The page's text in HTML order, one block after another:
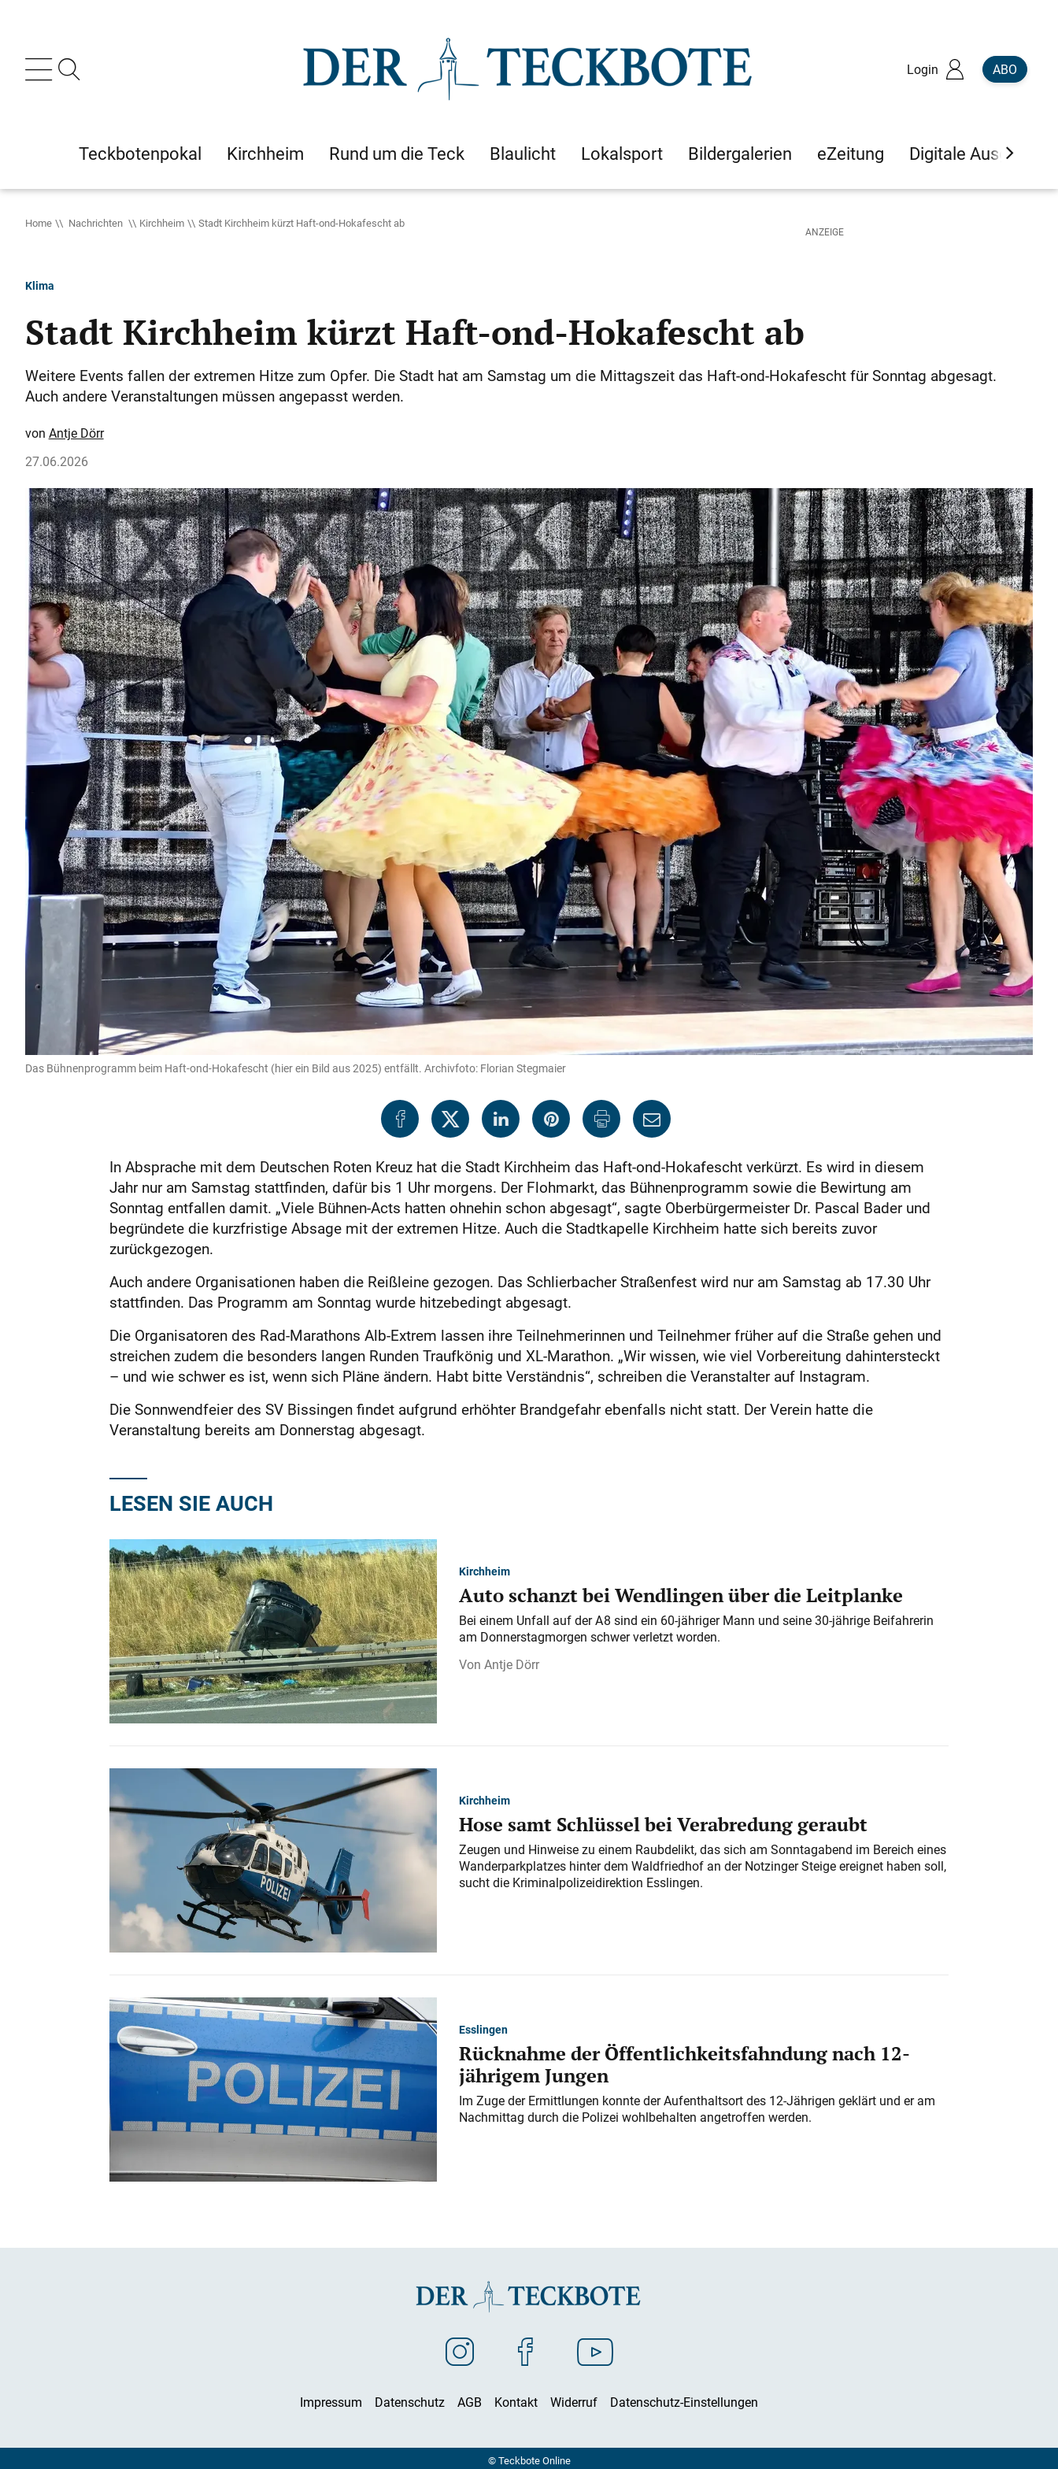
Login ABO
Teckbotenpokal Kirchheim Rund um die Teck Blaulicht Lokalsport Bildergalerien eZeitung Digitale Ausgaben
Home Nachrichten Kirchheim Stadt Kirchheim kürzt Haft-ond-Hokafescht ab
Klima
Stadt Kirchheim kürzt Haft-ond-Hokafescht ab
Weitere Events fallen der extremen Hitze zum Opfer. Die Stadt hat am Samstag um die Mittagszeit das Haft-ond-Hokafescht für Sonntag abgesagt.
Auch andere Veranstaltungen müssen angepasst werden.
Antje Dörr
27.06.2026
Das Bühnenprogramm beim Haft-ond-Hokafescht (hier ein Bild aus 2025) entfällt. Archivfoto: Florian Stegmaier
In Absprache mit dem Deutschen Roten Kreuz hat die Stadt Kirchheim das Haft-ond-Hokafescht verkürzt. Es wird in diesem
Jahr nur am Samstag stattfinden, dafür bis 1 Uhr morgens. Der Flohmarkt, das Bühnenprogramm sowie die Bewirtung am
Sonntag entfallen damit. „Viele Bühnen-Acts hatten ohnehin schon abgesagt“, sagte Oberbürgermeister Dr. Pascal Bader und
begründete die kurzfristige Absage mit der extremen Hitze. Auch die Stadtkapelle Kirchheim hatte sich bereits zuvor
zurückgezogen.
Auch andere Organisationen haben die Reißleine gezogen. Das Schlierbacher Straßenfest wird nur am Samstag ab 17.30 Uhr
stattfinden. Das Programm am Sonntag wurde hitzebedingt abgesagt.
Die Organisatoren des Rad-Marathons Alb-Extrem lassen ihre Teilnehmerinnen und Teilnehmer früher auf die Straße gehen und
streichen zudem die besonders langen Runden Traufkönig und XL-Marathon. „Wir wissen, wie viel Vorbereitung dahintersteckt
– und wie schwer es ist, wenn sich Pläne ändern. Habt bitte Verständnis“, schreiben die Veranstalter auf Instagram.
Die Sonnwendfeier des SV Bissingen findet aufgrund erhöhter Brandgefahr ebenfalls nicht statt. Der Verein hatte die
Veranstaltung bereits am Donnerstag abgesagt.
LESEN SIE AUCH
Kirchheim
Auto schanzt bei Wendlingen über die Leitplanke
Bei einem Unfall auf der A 8 sind ein 60-jähriger Mann und seine 30-jährige Beifahrerin
am Donnerstagmorgen schwer verletzt worden.
Antje Dörr
Kirchheim
Hose samt Schlüssel bei Verabredung geraubt
Zeugen und Hinweise zu einem Raubdelikt, das sich am Sonntagabend im Bereich eines
Wanderparkplatzes hinter dem Waldfriedhof an der Notzinger Steige ereignet haben soll,
sucht die Kriminalpolizeidirektion Esslingen.
Esslingen
Rücknahme der Öffentlichkeitsfahndung nach 12-
jährigem Jungen
Im Zuge der Ermittlungen konnte der Aufenthaltsort des 12-Jährigen geklärt und er am
Nachmittag durch die Polizei wohlbehalten angetroffen werden.
Impressum Datenschutz AGB Kontakt Widerruf Datenschutz-Einstellungen
© Teckbote Online